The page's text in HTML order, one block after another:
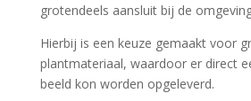
grotendeels aansluit bij de
Hierbij is een keuze gemaakt voor
plantmateriaal, waardoor er direct
beeld kon worden opgeleverd.